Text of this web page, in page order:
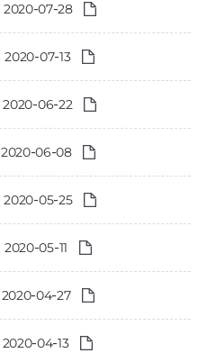
2020-07-28
2020-07-13
2020-06-22
2020-06-08
2020-05-25
2020-05-11
2020-04-27
2020-04-13